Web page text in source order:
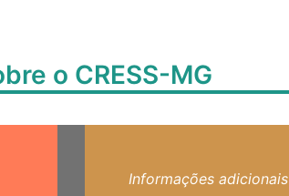
o CRESS-MG
Informações adicionais